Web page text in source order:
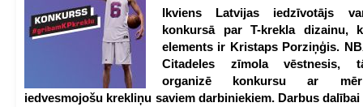
Ikviens Latvijas iedzīvotājs
konkursā par T-krekla dizainu,
elements ir Kristaps Porziņģis.
Citadeles zīmola vēstnesis,
organizē konkursu ar
iedvesmojošu krekliņu saviem darbiniekiem. Darbus